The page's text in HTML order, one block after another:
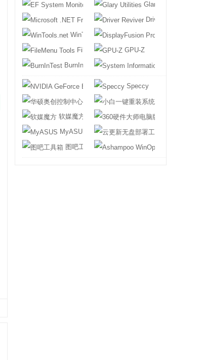
EF System Monitor Glary Utilities
Microsoft .NET FrameworkDriver Reviver
WinTools.net
FileMenu Tools GPU-Z
BurnInTest
NVIDIA GeForce Experience
Speccy
华硕奥创控制中心
软媒魔方
MyASUS
图吧工具箱